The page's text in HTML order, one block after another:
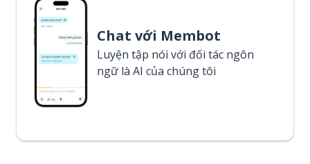
Chat với Membot
Luyện tập nói với đối tác ngôn
ngữ là AI của chúng tôi